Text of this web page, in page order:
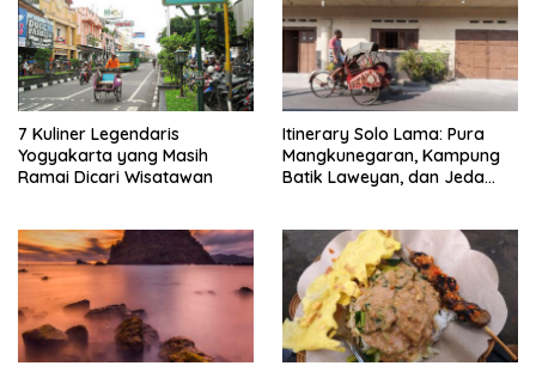
7 Kuliner Legendaris
Yogyakarta yang Masih
Ramai Dicari Wisatawan
Itinerary Solo Lama: Pura
Mangkunegaran, Kampung
Batik Laweyan, dan Jeda